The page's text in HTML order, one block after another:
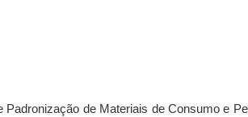
de Materiais de Consumo e